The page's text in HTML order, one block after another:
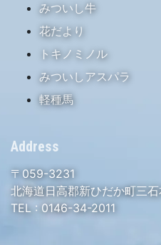
みついし牛
花だより
トキノミノル
みついしアスパラ
軽種馬
Address
〒059-3231
北海道日高郡新ひだか町三
TEL : 0146-34-2011